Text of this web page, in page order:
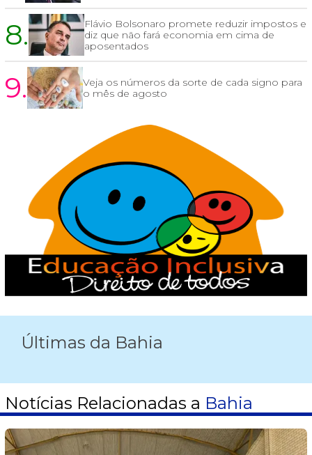
8.
Flávio Bolsonaro promete reduzir impostos e
diz que não fará economia em cima de
aposentados
9.
Veja os números da sorte de cada signo para
o mês de agosto
Últimas da Bahia
Notícias Relacionadas a Bahia